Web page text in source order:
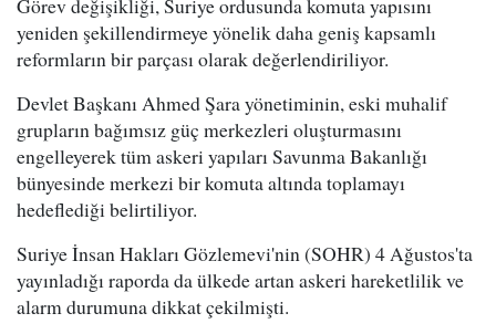
Görev değişikliği, Suriye ordusunda komuta yapısını
yeniden şekillendirmeye yönelik daha geniş kapsamlı
reformların bir parçası olarak değerlendiriliyor.
Devlet Başkanı Ahmed Şara yönetiminin, eski muhalif
grupların bağımsız güç merkezleri oluşturmasını
engelleyerek tüm askeri yapıları Savunma Bakanlığı
bünyesinde merkezi bir komuta altında toplamayı
hedeflediği belirtiliyor.
Suriye İnsan Hakları Gözlemevi'nin (SOHR) 4 Ağustos'ta
yayınladığı raporda da ülkede artan askeri hareketlilik ve
alarm durumuna dikkat çekilmişti.